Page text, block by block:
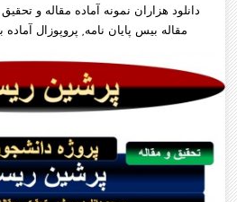
دانلود هزاران نمونه آماده مقاله و
مقاله بیس پایان نامه, پروپوزال